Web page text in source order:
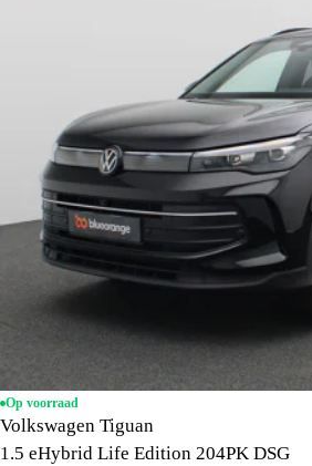
Op voorraad
Volkswagen Tiguan
1.5 eHybrid Life Edition 204PK DSG